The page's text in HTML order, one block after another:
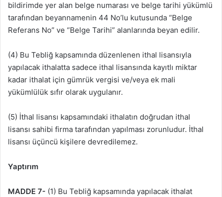
bildirimde yer alan belge numarası ve belge tarihi yükümlü
tarafından beyannamenin 44 No’lu kutusunda “Belge
Referans No” ve “Belge Tarihi” alanlarında beyan edilir.
(4) Bu Tebliğ kapsamında düzenlenen ithal lisansıyla
yapılacak ithalatta sadece ithal lisansında kayıtlı miktar
kadar ithalat için gümrük vergisi ve/veya ek mali
yükümlülük sıfır olarak uygulanır.
(5) İthal lisansı kapsamındaki ithalatın doğrudan ithal
lisansı sahibi firma tarafından yapılması zorunludur. İthal
lisansı üçüncü kişilere devredilemez.
Yaptırım
MADDE 7- (1) Bu Tebliğ kapsamında yapılacak ithalat